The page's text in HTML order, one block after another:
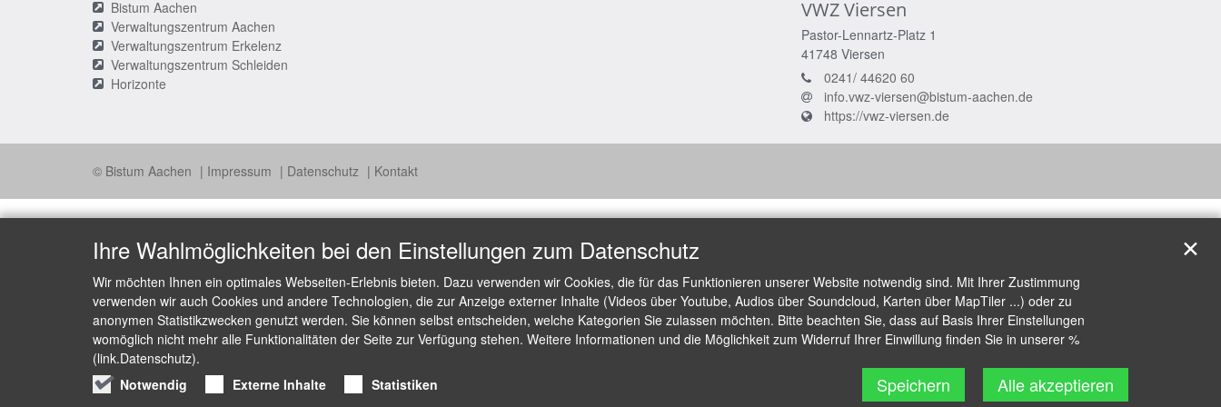
Bistum Aachen
Verwaltungszentrum Aachen
Verwaltungszentrum Erkelenz
Verwaltungszentrum Schleiden
Horizonte
VWZ Viersen
Pastor-Lennartz-Platz 1
41748 Viersen
0241/ 44620 60
info.vwz-viersen@bistum-aachen.de
https://vwz-viersen.de
© Bistum Aachen Impressum Datenschutz Kontakt
Ihre Wahlmöglichkeiten bei den Einstellungen zum Datenschutz
Wir möchten Ihnen ein optimales Webseiten-Erlebnis bieten. Dazu verwenden wir Cookies, die für das Funktionieren unserer Website notwendig sind. Mit Ihrer Zustimmung
verwenden wir auch Cookies und andere Technologien, die zur Anzeige externer Inhalte (Videos über Youtube, Audios über Soundcloud, Karten über MapTiler ...) oder zu
anonymen Statistikzwecken genutzt werden. Sie können selbst entscheiden, welche Kategorien Sie zulassen möchten. Bitte beachten Sie, dass auf Basis Ihrer Einstellungen
womöglich nicht mehr alle Funktionalitäten der Seite zur Verfügung stehen. Weitere Informationen und die Möglichkeit zum Widerruf Ihrer Einwillung finden Sie in unserer %
(link.Datenschutz).
Notwendig
Externe Inhalte Statistiken Speichern Alle akzeptieren
✕